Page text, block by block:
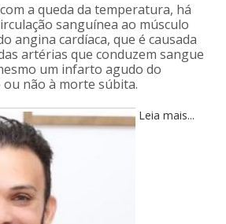
a queda da temperatura, há
sanguínea ao músculo
angina cardíaca, que é causada
artérias que conduzem sangue
um infarto agudo do
não à morte súbita.
Leia mais...